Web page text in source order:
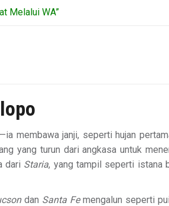
Melalui WA”
membawa janji, seperti hujan
yang turun dari angkasa untuk
dari Staria, yang tampil seperti istana
dan Santa Femengalun seperti